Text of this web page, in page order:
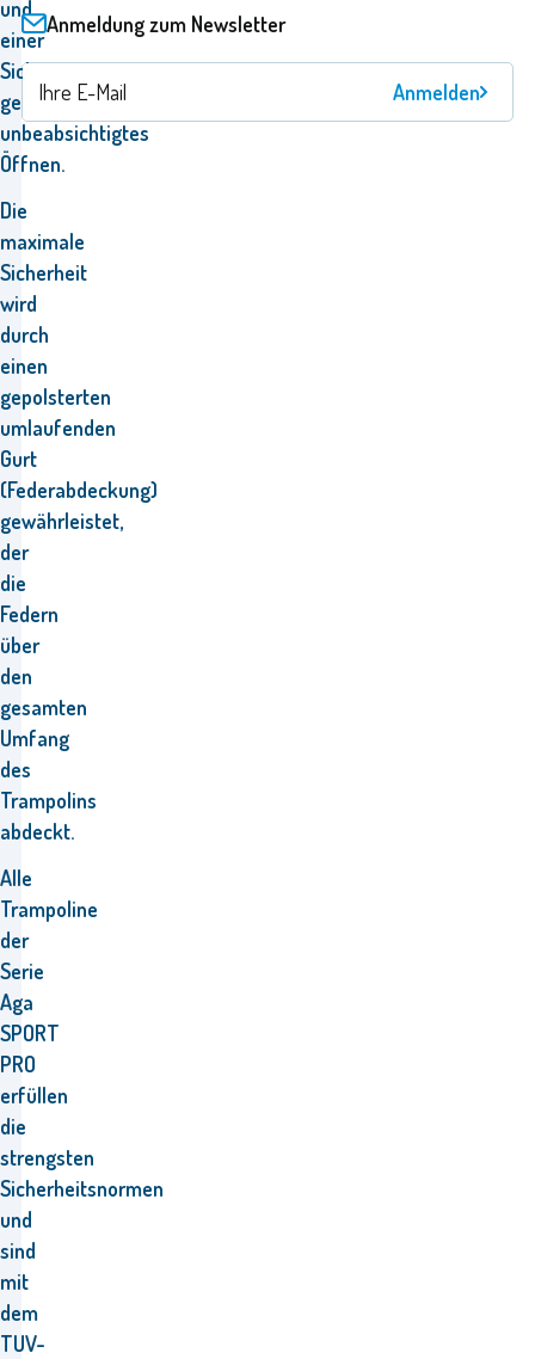
und
einer
Sicherung
gegen
unbeabsichtigtes
Öffnen.
Die
maximale
Sicherheit
wird
durch
einen
gepolsterten
umlaufenden
Gurt
(Federabdeckung)
gewährleistet,
der
die
Federn
über
den
gesamten
Umfang
des
Trampolins
abdeckt.
Alle
Trampoline
der
Serie
Aga
SPORT
PRO
erfüllen
die
strengsten
Sicherheitsnormen
und
sind
mit
dem
TUV-
Anmeldung zum Newsletter
Anmelden